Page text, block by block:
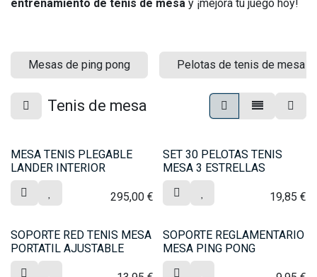
entrenamiento de tenis de mesa y ¡mejora tu juego hoy!
Mesas de ping pong Pelotas de tenis de mesa
Tenis de mesa
MESA TENIS PLEGABLE
LANDER INTERIOR
295,00 €
SET 30 PELOTAS TENIS
MESA 3 ESTRELLAS
19,85 €
SOPORTE RED TENIS MESA
PORTATIL AJUSTABLE
SOPORTE REGLAMENTARIO
MESA PING PONG